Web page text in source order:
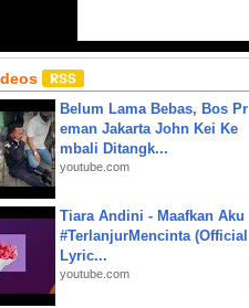
Belum Lama Bebas, Bos Pr
eman Jakarta John Kei Ke
mbali Ditangk...
youtube.com
Tiara Andini - Maafkan Aku
#TerlanjurMencinta (Official
Lyric...
youtube.com